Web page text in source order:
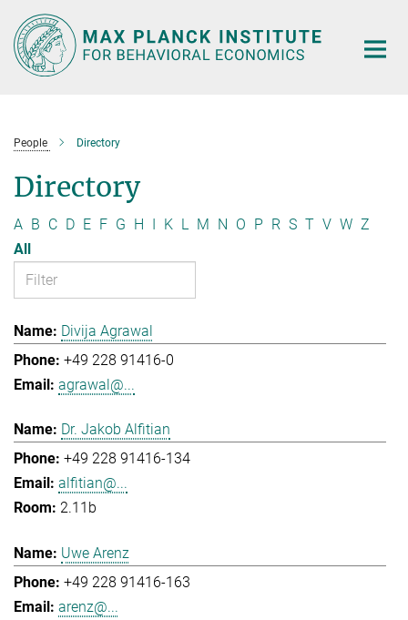
Main-
Content
People Directory
Directory
A B C D E F G H I K L M N O P R S T V W Z
All
Divija Agrawal
+49 228 91416-0
agrawal@...
Dr. Jakob Alfitian
+49 228 91416-134
alfitian@...
2.11b
Uwe Arenz
+49 228 91416-163
arenz@...